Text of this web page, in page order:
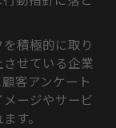
積極的に取り
せている企業
客アンケート
ージやサービ
す。